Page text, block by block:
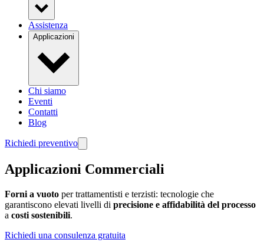
Assistenza
Applicazioni
Chi siamo
Eventi
Contatti
Blog
Richiedi preventivo
Applicazioni Commerciali
Forni a vuoto per trattamentisti e terzisti: tecnologie che
garantiscono elevati livelli di precisione e affidabilità del processo
a costi sostenibili.
Richiedi una consulenza gratuita